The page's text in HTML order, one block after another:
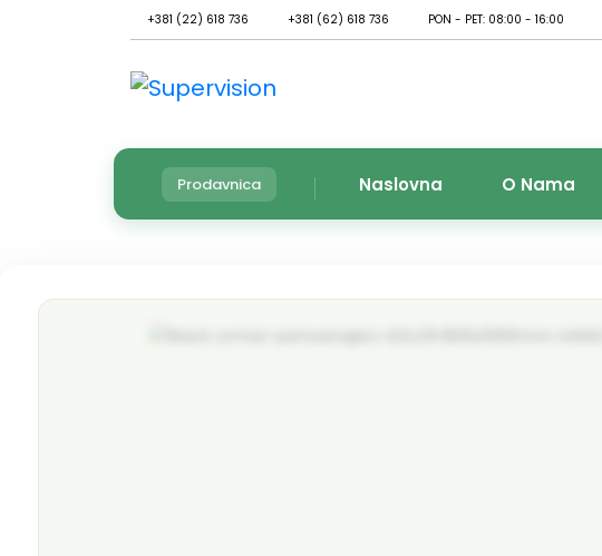
+381 (22) 618 736 +381 (62) 618 736 PON - PET: 08:00 - 16:00
Prodavnica Naslovna O Nama